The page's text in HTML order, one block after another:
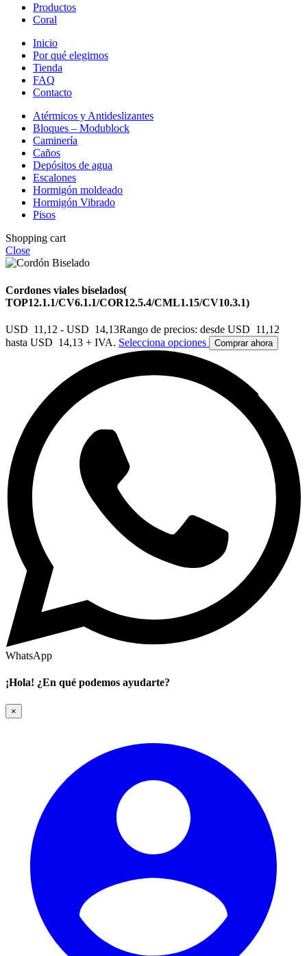
Productos
Coral
Inicio
Por qué elegirnos
Tienda
FAQ
Contacto
Atérmicos y Antideslizantes
Bloques – Modublock
Caminería
Caños
Depósitos de agua
Escalones
Hormigón moldeado
Hormigón Vibrado
Pisos
Shopping cart
Close
Cordones viales biselados(
TOP12.1.1/CV6.1.1/COR12.5.4/CML1.15/CV10.3.1)
USD 11,12 - USD 14,13Rango de precios: desde USD 11,12
hasta USD 14,13 + IVA. Selecciona opciones Comprar ahora
WhatsApp
¡Hola! ¿En qué podemos ayudarte?
×